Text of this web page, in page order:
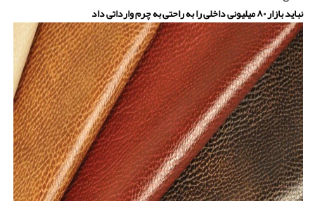
نباید بازار ۸۰ میلیونی داخلی را به راحتی به چرم وارداتی داد